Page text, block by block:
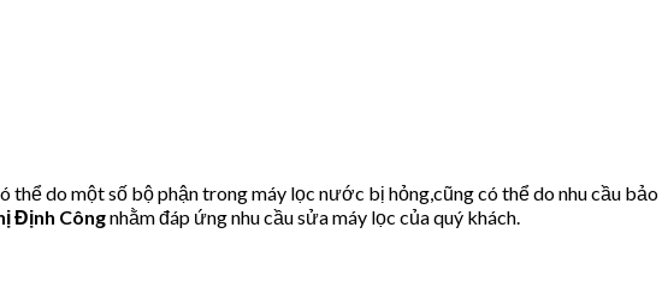
do một số bộ phận trong máy lọc nước bị hỏng,cũng có thể do nhu cầu bảo
Định Côngnhằm đáp ứng nhu cầu sửa máy lọc của quý khách.